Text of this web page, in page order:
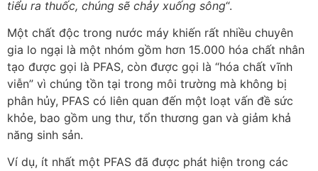
tiểu ra thuốc, chúng sẽ chảy xuống sông“.
Một chất độc trong nước máy khiến rất nhiều chuyên
gia lo ngại là một nhóm gồm hơn 15.000 hóa chất nhân
tạo được gọi là PFAS, còn được gọi là “hóa chất vĩnh
viễn” vì chúng tồn tại trong môi trường mà không bị
phân hủy, PFAS có liên quan đến một loạt vấn đề sức
khỏe, bao gồm ung thư, tổn thương gan và giảm khả
năng sinh sản.
Ví dụ, ít nhất một PFAS đã được phát hiện trong các